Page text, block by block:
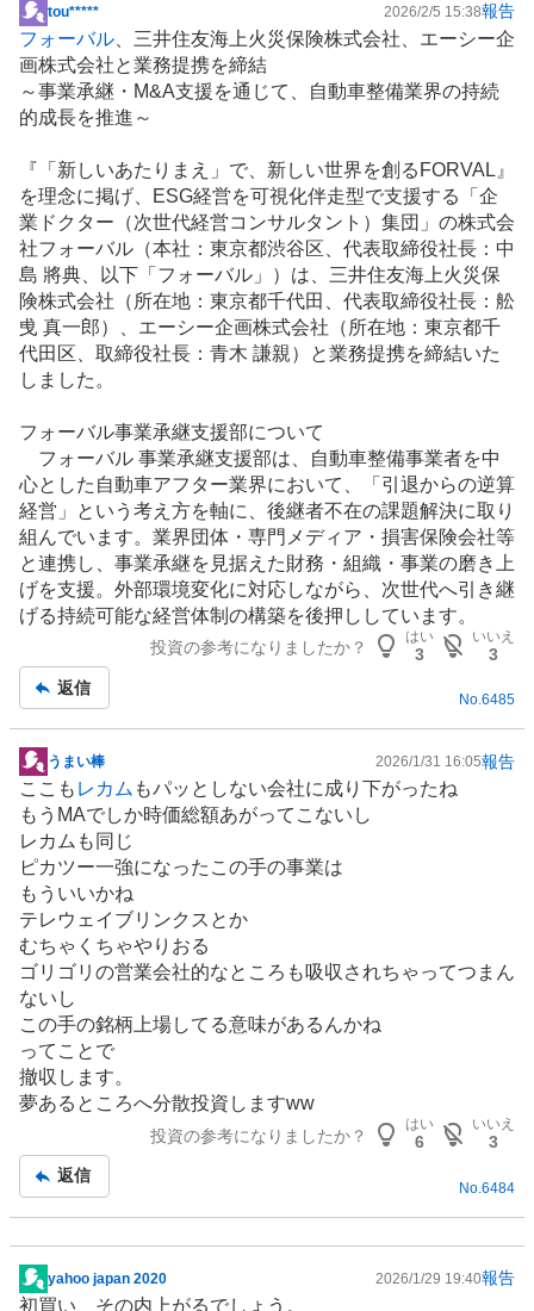
掲
示
板
記
事
tou***** 2026/2/5 15:38報告
フォーバル 、三井住友海上火災保険株式会社、エーシー企
画株式会社と業務提携を締結
～事業承継 ・M&A支援を通じて、自動車整備業界の持続
的成長を推進～
『「新しいあたりまえ」で、新しい世界を創るFORVAL』
を理念に掲げ、ESG経営を可視化伴走型で支援する「企
業ドクター（次世代経営コンサルタント）集団」の株式会
社フォーバル（本社：東京都渋谷区、代表取締役社長：中
島 將典、以下「フォーバル」）は、三井住友海上火災保
険株式会社（所在地：東京都千代田、代表取締役社長：舩
曵 真一郎）、エーシー企画株式会社（所在地：東京都千
代田区、取締役社長：青木 謙親）と業務提携を締結いた
しました。
フォーバル事業承継支援部について
フォーバル 事業承継支援部は、自動車整備事業者を中
心とした 自動車アフター業界において、「引退からの逆算
経営」という考え方を軸に、後継者不在の課題解決に取り
組んでいます。業界団体・専門メディア・ 損害保険会社等
と連携し、事業承継を見据えた財務・組織・事業の磨き上
げを支援。外部環境変化に対応しながら、次世代へ引き継
げる持続可能な経営体制の構築を後押ししています。
投資の参考になりましたか？
はい
3
いいえ
3
返信
No.6485
掲
示
板
記
事
うまい棒 2026/1/31 16:05報告
ここも レカム もパッとしない会社に成り下がったね
もうMAでしか時価総額あがってこないし
レカムも同じ
ピカツー一強になったこの手の事業は
もういいかね
テレウェイブリンクスとか
むちゃくちゃやりおる
ゴリゴリの営業会社的なところも吸収されちゃってつまん
ないし
この手の銘柄上場してる意味があるんかね
ってことで
撤収します。
夢あるところへ分散投資しますww
投資の参考になりましたか？
はい
6
いいえ
3
返信
No. 6484
掲
yahoo japan 2020 2026/1/29 19:40報告
初買い、その内上がるでしょう。